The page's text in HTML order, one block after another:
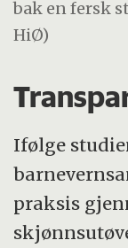
bak en fersk
HiØ)
Ifølge
praksis